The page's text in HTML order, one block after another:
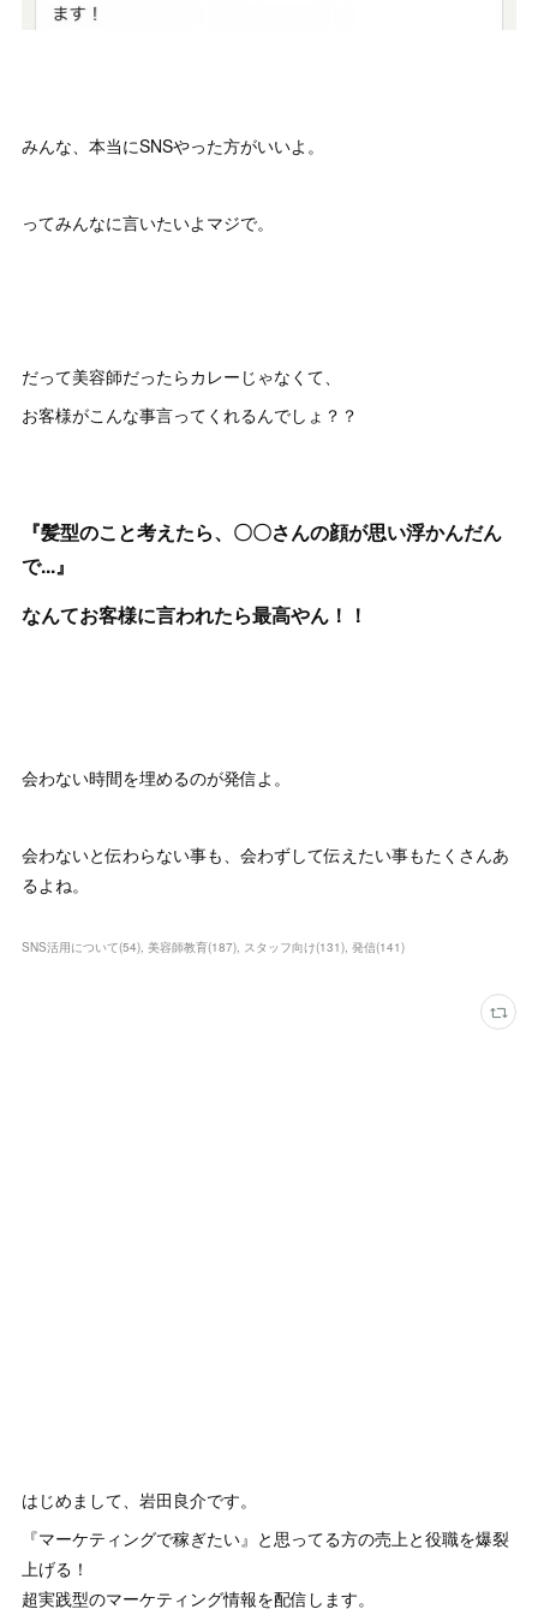
みんな、本当にSNSやった方がいいよ。
ってみんなに言いたいよマジで。
だって美容師だったらカレーじゃなくて、
お客様がこんな事言ってくれるんでしょ？？
『髪型のこと考えたら、〇〇さんの顔が思い浮かんだん
で...』
なんてお客様に言われたら最高やん！！
会わない時間を埋めるのが発信よ。
会わないと伝わらない事も、会わずして伝えたい事もたくさんあ
るよね。
SNS活用について(54) 美容師教育(187) スタッフ向け(131) 発信(141)
はじめまして、岩田良介です。
『マーケティングで稼ぎたい』と思ってる方の売上と役職を爆裂
上げる！
超実践型のマーケティング情報を配信します。